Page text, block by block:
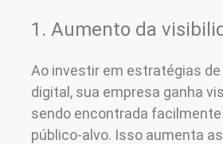
1. Aumento da
Ao investir em estratégias
digital, sua empresa ganha
sendo encontrada facilmente
público-alvo. Isso aumenta